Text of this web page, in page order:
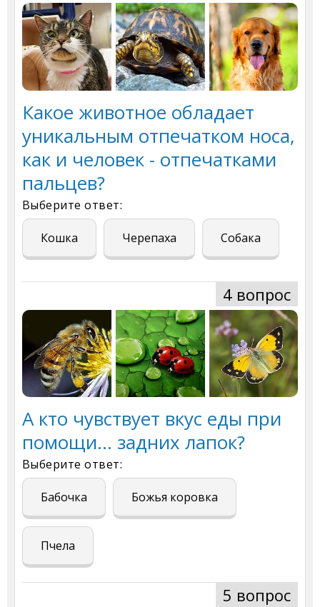
Какое животное обладает
уникальным отпечатком носа,
как и человек - отпечатками
пальцев?
Выберите ответ:
Кошка Черепаха Собака
4 вопрос
А кто чувствует вкус еды при
помощи... задних лапок?
Выберите ответ:
Бабочка Божья коровка
Пчела
5 вопрос